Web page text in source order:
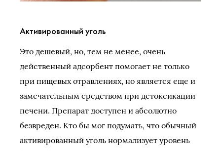
Активированный уголь
Это дешевый, но, тем не менее, очень
действенный адсорбент помогает не только
при пищевых отравлениях, но является еще и
замечательным средством при детоксикации
печени. Препарат доступен и абсолютно
безвреден. Кто бы мог подумать, что обычный
активированный уголь нормализует уровень